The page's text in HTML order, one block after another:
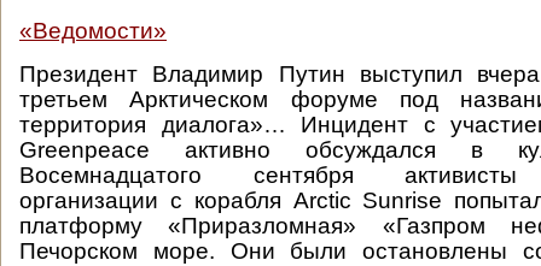
«Ведомости»
Президент Владимир Путин выступил
третьем Арктическом форуме под
территория диалога»… Инцидент с
Greenpeace активно обсуждался в
Восемнадцатого сентября активисты
организации с корабля Arctic Sunrise
платформу «Приразломная» «Газпром
Печорском море. Они были остановлены